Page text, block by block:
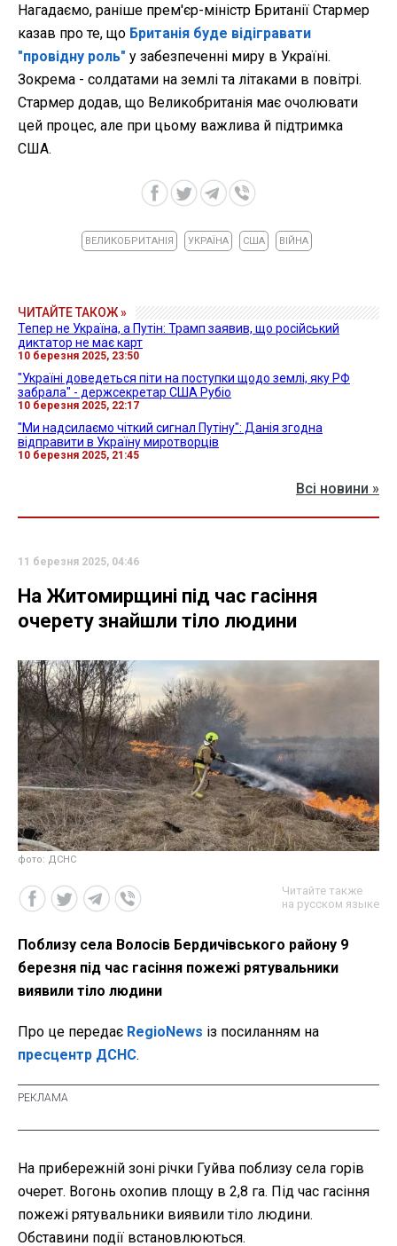
Нагадаємо, раніше прем'єр-міністр Британії Стармер
казав про те, що Британія буде відігравати
"провідну роль" у забезпеченні миру в Україні.
Зокрема - солдатами на землі та літаками в повітрі.
Стармер додав, що Великобританія має очолювати
цей процес, але при цьому важлива й підтримка
США.
ВЕЛИКОБРИТАНІЯ УКРАЇНА США ВІЙНА
ЧИТАЙТЕ ТАКОЖ »
Тепер не Україна, а Путін: Трамп заявив, що російський
диктатор не має карт
10 березня 2025, 23:50
"Україні доведеться піти на поступки щодо землі, яку РФ
забрала" - держсекретар США Рубіо
10 березня 2025, 22:17
"Ми надсилаємо чіткий сигнал Путіну": Данія згодна
відправити в Україну миротворців
10 березня 2025, 21:45
Всі новини »
11 березня 2025, 04:46
На Житомирщині під час гасіння
очерету знайшли тіло людини
фото: ДСНС
Читайте также
на русском языке
Поблизу села Волосів Бердичівського району 9
березня під час гасіння пожежі рятувальники
виявили тіло людини
Про це передає RegioNews із посиланням на
пресцентр ДСНС.
На прибережній зоні річки Гуйва поблизу села горів
очерет. Вогонь охопив площу в 2,8 га. Під час гасіння
пожежі рятувальники виявили тіло людини.
Обставини події встановлюються.